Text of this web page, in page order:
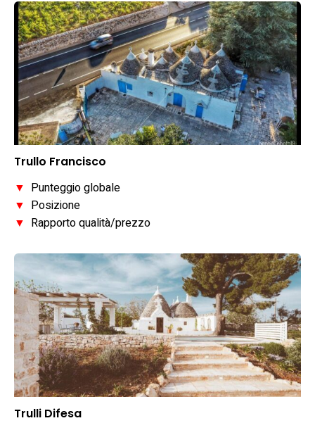
Trullo Francisco
▼ Punteggio globale
▼ Posizione
▼ Rapporto qualità/prezzo
Trulli Difesa